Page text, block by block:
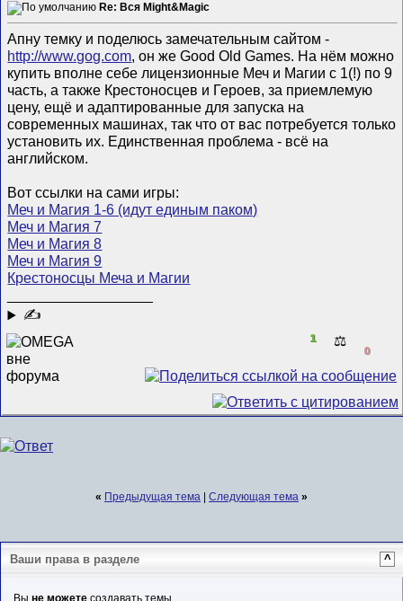
Re: Вся Might&Magic
Апну темку и поделюсь замечательным сайтом -
http://www.gog.com, он же Good Old Games. На нём можно
купить вполне себе лицензионные Меч и Магии с 1(!) по 9
часть, а также Крестоносцев и Героев, за приемлемую
цену, ещё и адаптированные для запуска на
современных машинах, так что от вас потребуется только
установить их. Единственная проблема - всё на
английском.
Вот ссылки на сами игры:
Меч и Магия 1-6 (идут единым паком)
Меч и Магия 7
Меч и Магия 8
Меч и Магия 9
Крестоносцы Меча и Магии
✍
1 ⚖️
0
« Предыдущая тема Следующая тема »
Ваши права в разделе ^